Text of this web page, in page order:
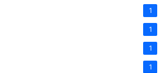
1
1
1
1